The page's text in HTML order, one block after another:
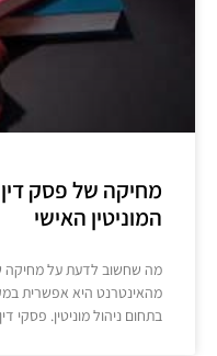
מחיקה של פסק
המוניטין האישי
מה שחשוב לדעת על מחיקה
מהאינטרנט היא אפשרית
בתחום ניהול מוניטין. פסקי דין